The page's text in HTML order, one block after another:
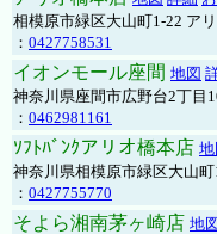
相模原市緑区大山町1-22 ア
： 0427758531
イオンモール座間 地図
神奈川県座間市広野台2丁
： 0462981161
ｿﾌﾄﾊﾞﾝｸアリオ橋本店 地
神奈川県相模原市緑区大山
： 0427755770
そよら湘南茅ヶ崎店 地図